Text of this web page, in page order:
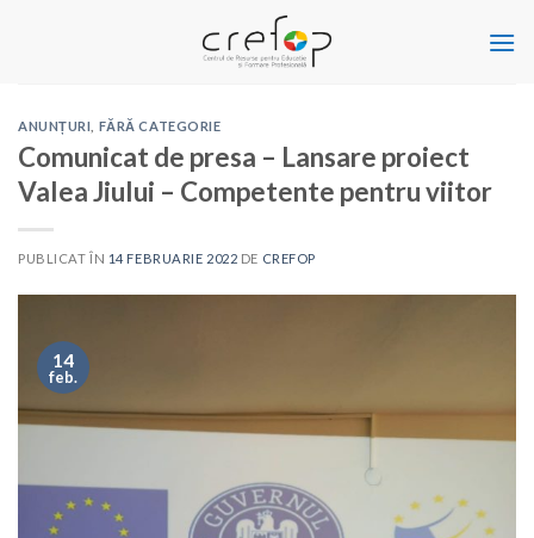
ANUNȚURI FĂRĂ CATEGORIE
Comunicat de presa – Lansare proiect
Valea Jiului – Competente pentru viitor
PUBLICAT ÎN 14 FEBRUARIE 2022 DE CREFOP
14
feb.